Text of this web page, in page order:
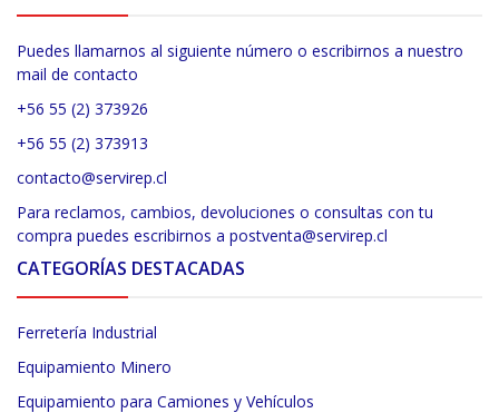
Puedes llamarnos al siguiente número o escribirnos a nuestro
mail de contacto
+56 55 (2) 373926
+56 55 (2) 373913
contacto@servirep.cl
Para reclamos, cambios, devoluciones o consultas con tu
compra puedes escribirnos a postventa@servirep.cl
CATEGORÍAS DESTACADAS
Ferretería Industrial
Equipamiento Minero
Equipamiento para Camiones y Vehículos